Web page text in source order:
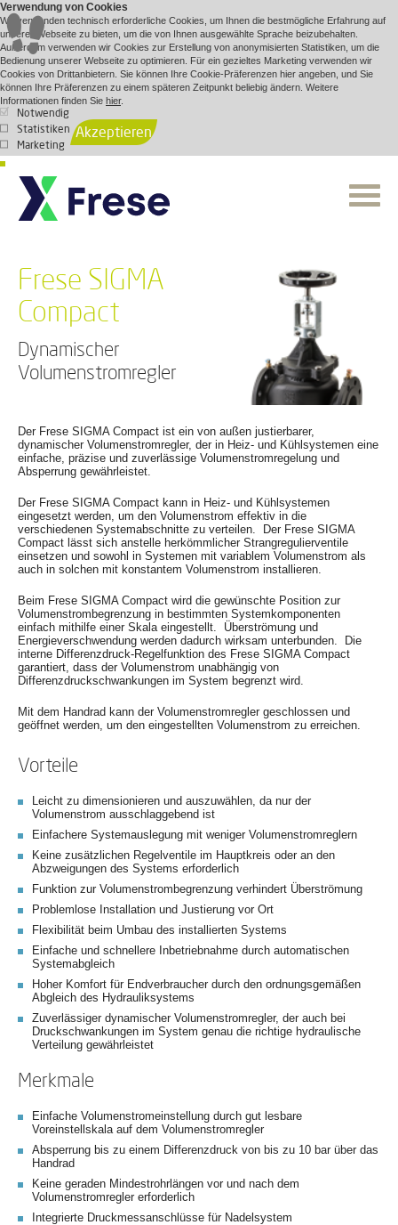
Verwendung von Cookies
Wir verwenden technisch erforderliche Cookies, um Ihnen die bestmögliche Erfahrung auf
unserer Webseite zu bieten, um die von Ihnen ausgewählte Sprache beizubehalten.
Außerdem verwenden wir Cookies zur Erstellung von anonymisierten Statistiken, um die
Bedienung unserer Webseite zu optimieren. Für ein gezieltes Marketing verwenden wir
Cookies von Drittanbietern. Sie können Ihre Cookie-Präferenzen hier angeben, und Sie
können Ihre Präferenzen zu einem späteren Zeitpunkt beliebig ändern. Weitere
Informationen finden Sie hier.
Notwendig
Statistiken
Marketing
Akzeptieren
Frese SIGMA
Compact
Dynamischer
Volumenstromregler
Der Frese SIGMA Compact ist ein von außen justierbarer,
dynamischer Volumenstromregler, der in Heiz- und Kühlsystemen eine
einfache, präzise und zuverlässige Volumenstromregelung und
Absperrung gewährleistet.
Der Frese SIGMA Compact kann in Heiz- und Kühlsystemen
eingesetzt werden, um den Volumenstrom effektiv in die
verschiedenen Systemabschnitte zu verteilen. Der Frese SIGMA
Compact lässt sich anstelle herkömmlicher Strangregulierventile
einsetzen und sowohl in Systemen mit variablem Volumenstrom als
auch in solchen mit konstantem Volumenstrom installieren.
Beim Frese SIGMA Compact wird die gewünschte Position zur
Volumenstrombegrenzung in bestimmten Systemkomponenten
einfach mithilfe einer Skala eingestellt. Überströmung und
Energieverschwendung werden dadurch wirksam unterbunden. Die
interne Differenzdruck-Regelfunktion des Frese SIGMA Compact
garantiert, dass der Volumenstrom unabhängig von
Differenzdruckschwankungen im System begrenzt wird.
Mit dem Handrad kann der Volumenstromregler geschlossen und
geöffnet werden, um den eingestellten Volumenstrom zu erreichen.
Vorteile
Leicht zu dimensionieren und auszuwählen, da nur der
Volumenstrom ausschlaggebend ist
Einfachere Systemauslegung mit weniger Volumenstromreglern
Keine zusätzlichen Regelventile im Hauptkreis oder an den
Abzweigungen des Systems erforderlich
Funktion zur Volumenstrombegrenzung verhindert Überströmung
Problemlose Installation und Justierung vor Ort
Flexibilität beim Umbau des installierten Systems
Einfache und schnellere Inbetriebnahme durch automatischen
Systemabgleich
Hoher Komfort für Endverbraucher durch den ordnungsgemäßen
Abgleich des Hydrauliksystems
Zuverlässiger dynamischer Volumenstromregler, der auch bei
Druckschwankungen im System genau die richtige hydraulische
Verteilung gewährleistet
Merkmale
Einfache Volumenstromeinstellung durch gut lesbare
Voreinstellskala auf dem Volumenstromregler
Absperrung bis zu einem Differenzdruck von bis zu 10 bar über das
Handrad
Keine geraden Mindestrohrlängen vor und nach dem
Volumenstromregler erforderlich
Integrierte Druckmessanschlüsse für Nadelsystem